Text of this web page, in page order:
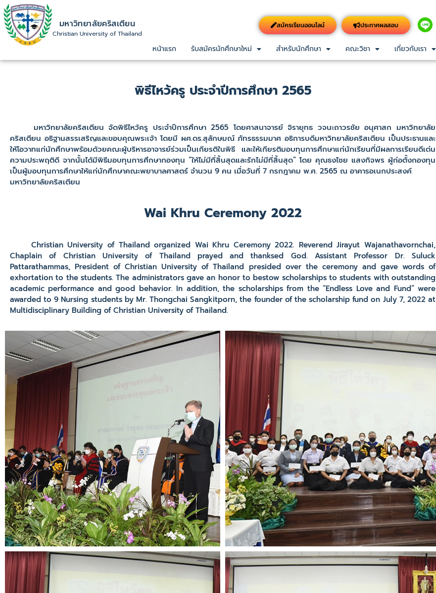
มหาวิทยาลัยคริสเตียน
Christian University of Thailand
สมัครเรียนออนไลน์ ประกาศผลสอบ
หน้าแรก รับสมัครนักศึกษาใหม่ สำหรับนักศึกษา คณะวิชา เกี่ยวกับเรา
พิธีไหว้ครู ประจำปีการศึกษา 2565
มหาวิทยาลัยคริสเตียน จัดพิธีไหว้ครู ประจำปีการศึกษา 2565 โดยศาสนาจารย์ จิรายุทธ วจนะถาวรชัย อนุศาสก มหาวิทยาลัย
คริสเตียน อธิฐานสรรเสริญและขอบคุณพระเจ้า โดยมี ผศ.ดร.สุลักษมณ์ ภัทรธรรมมาศ อธิการบดีมหาวิทยาลัยคริสเตียน เป็นประธานและ
ให้โอวาทแก่นักศึกษาพร้อมด้วยคณะผู้บริหารอาจารย์ร่วมเป็นเกียรติในพิธี และให้เกียรติมอบทุนการศึกษาแก่นักเรียนที่มีผลการเรียนดีเด่น
ความประพฤติดี จากนั้นได้มีพิธีมอบทุนการศึกษากองทุน “ให้ไม่มีที่สิ้นสุดและรักไม่มีที่สิ้นสุด” โดย คุณธงไชย แสงกิจพร ผู้ก่อตั้งกองทุน
เป็นผู้มอบทุนการศึกษาให้แก่นักศึกษาคณะพยาบาลศาสตร์ จำนวน 9 คน เมื่อวันที่ 7 กรกฎาคม พ.ศ. 2565 ณ อาคารอเนกประสงค์
มหาวิทยาลัยคริสเตียน
Wai Khru Ceremony 2022
Christian University of Thailand organized Wai Khru Ceremony 2022. Reverend Jirayut Wajanathavornchai,
Chaplain of Christian University of Thailand prayed and thanksed God. Assistant Professor Dr. Suluck
Pattarathammas, President of Christian University of Thailand presided over the ceremony and gave words of
exhortation to the students. The administrators gave an honor to bestow scholarships to students with outstanding
academic performance and good behavior. In addition, the scholarships from the “Endless Love and Fund” were
awarded to 9 Nursing students by Mr. Thongchai Sangkitporn, the founder of the scholarship fund on July 7, 2022 at
Multidisciplinary Building of Christian University of Thailand.